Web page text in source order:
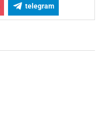
telegram